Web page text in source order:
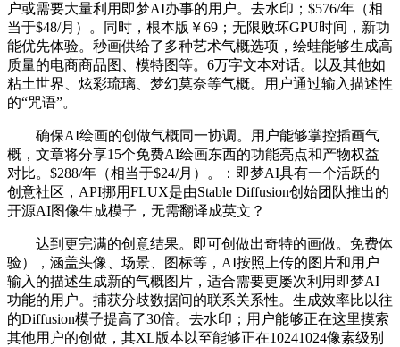
户或需要大量利用即梦AI办事的用户。去水印；$576/年（相
当于$48/月）。同时，根本版￥69；无限败坏GPU时间，新功
能优先体验。秒画供给了多种艺术气概选项，绘蛙能够生成高
质量的电商商品图、模特图等。6万字文本对话。以及其他如
粘土世界、炫彩琉璃、梦幻莫奈等气概。用户通过输入描述性
的“咒语”。
确保AI绘画的创做气概同一协调。用户能够掌控插画气
概，文章将分享15个免费AI绘画东西的功能亮点和产物权益
对比。$288/年（相当于$24/月）。：即梦AI具有一个活跃的
创意社区，API挪用FLUX是由Stable Diffusion创始团队推出的
开源AI图像生成模子，无需翻译成英文？
达到更完满的创意结果。即可创做出奇特的画做。免费体
验），涵盖头像、场景、图标等，AI按照上传的图片和用户
输入的描述生成新的气概图片，适合需要更屡次利用即梦AI
功能的用户。捕获分歧数据间的联系关系性。生成效率比以往
的Diffusion模子提高了30倍。去水印；用户能够正在这里摸索
其他用户的创做，其XL版本以至能够正在10241024像素级别